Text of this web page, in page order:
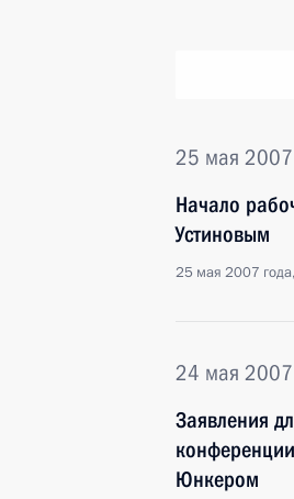
25 мая 2007
Начало
Устиновым
25 мая 2007
24 мая 2007
Заявления
Юнкером